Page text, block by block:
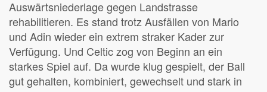
Auswärtsniederlage gegen Landstrasse
rehabilitieren. Es stand trotz Ausfällen von Mario
und Adin wieder ein extrem straker Kader zur
Verfügung. Und Celtic zog von Beginn an ein
starkes Spiel auf. Da wurde klug gespielt, der Ball
gut gehalten, kombiniert, gewechselt und stark in